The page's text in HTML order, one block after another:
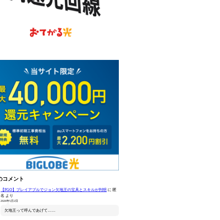
コメント
【FGO】プレイアブルでジョン欠地王の宝具とスキルが判明 に 匿
名 より
2026年5月2日
欠地王って呼んであげて……